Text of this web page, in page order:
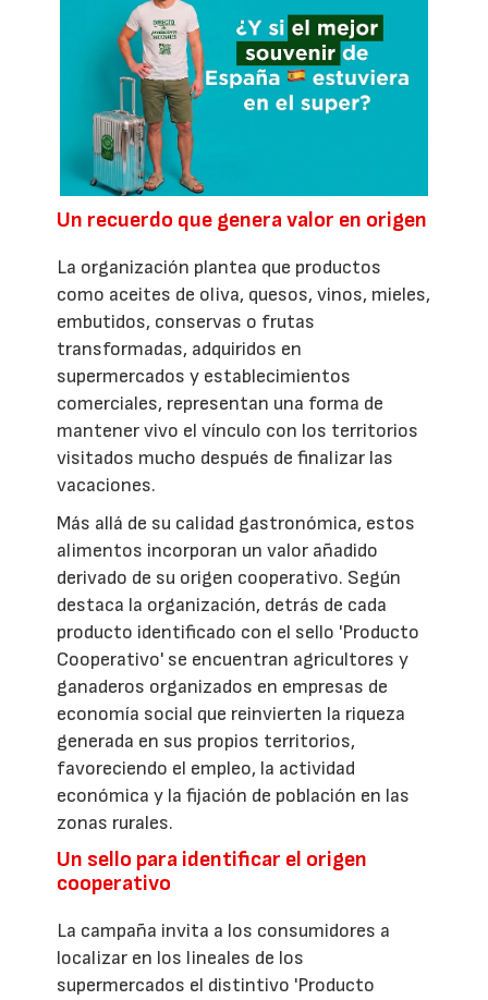
Un recuerdo que genera valor en origen
La organización plantea que productos
como aceites de oliva, quesos, vinos, mieles,
embutidos, conservas o frutas
transformadas, adquiridos en
supermercados y establecimientos
comerciales, representan una forma de
mantener vivo el vínculo con los territorios
visitados mucho después de finalizar las
vacaciones.
Más allá de su calidad gastronómica, estos
alimentos incorporan un valor añadido
derivado de su origen cooperativo. Según
destaca la organización, detrás de cada
producto identificado con el sello 'Producto
Cooperativo' se encuentran agricultores y
ganaderos organizados en empresas de
economía social que reinvierten la riqueza
generada en sus propios territorios,
favoreciendo el empleo, la actividad
económica y la fijación de población en las
zonas rurales.
Un sello para identificar el origen
cooperativo
La campaña invita a los consumidores a
localizar en los lineales de los
supermercados el distintivo 'Producto